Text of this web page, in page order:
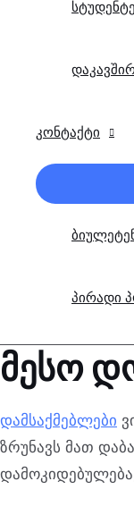
კონტაქტი
პირადი
მესო
დამსაქმებლები
ზრუნავს მათ